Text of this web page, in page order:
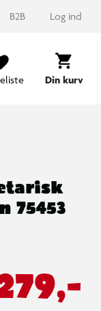
B2B Log ind
Din kurv
75453